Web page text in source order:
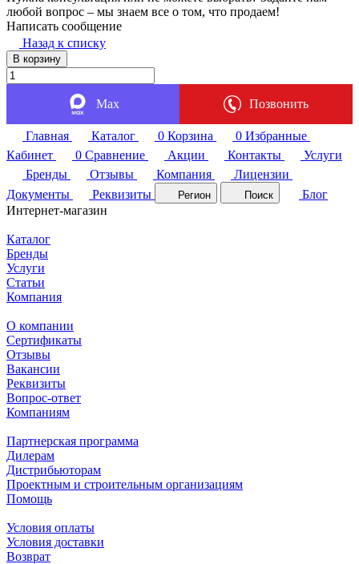
любой вопрос – мы знаем все о том, что продаем!
Написать сообщение
Назад к списку
В корзину
Max Позвонить
Главная Каталог 0 Корзина 0 Избранные
Кабинет
0 Сравнение Акции Контакты
Услуги
Бренды
Отзывы Компания
Лицензии
Документы
Реквизиты Регион Поиск
Блог
Интернет-магазин
Каталог
Бренды
Услуги
Статьи
Компания
О компании
Сертификаты
Отзывы
Вакансии
Реквизиты
Вопрос-ответ
Компаниям
Партнерская программа
Дилерам
Дистрибьюторам
Проектным и строительным организациям
Помощь
Условия оплаты
Условия доставки
Возврат